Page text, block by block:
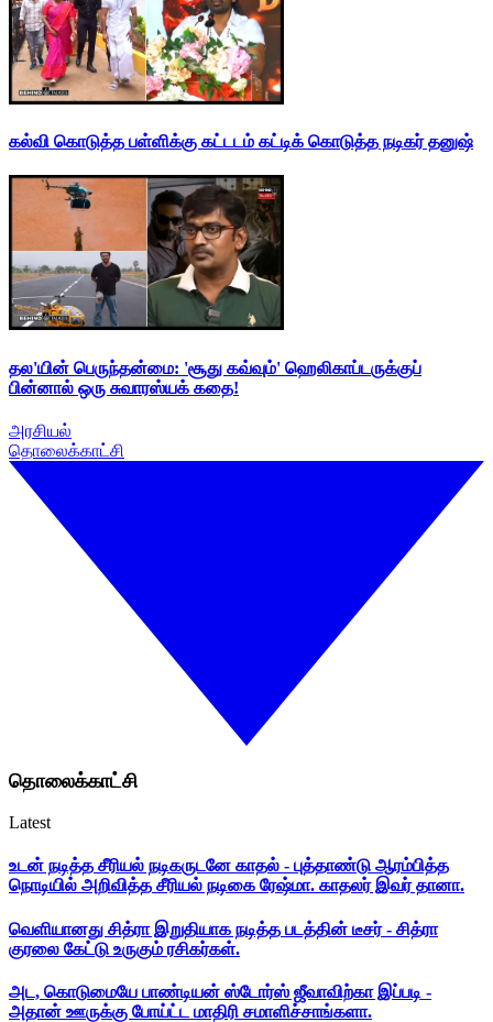
கல்வி கொடுத்த பள்ளிக்கு கட்டடம் கட்டிக் கொடுத்த நடிகர் தனுஷ்
தல'யின் பெருந்தன்மை: 'சூது கவ்வும்' ஹெலிகாப்டருக்குப்
பின்னால் ஒரு சுவாரஸ்யக் கதை!
அரசியல்
தொலைக்காட்சி
தொலைக்காட்சி
Latest
உடன் நடித்த சீரியல் நடிகருடனே காதல் - புத்தாண்டு ஆரம்பித்த
நொடியில் அறிவித்த சீரியல் நடிகை ரேஷ்மா. காதலர் இவர் தானா.
வெளியானது சித்ரா இறுதியாக நடித்த படத்தின் டீசர் - சித்ரா
குரலை கேட்டு உருகும் ரசிகர்கள்.
அட, கொடுமையே பாண்டியன் ஸ்டோர்ஸ் ஜீவாவிற்கா இப்படி -
அதான் ஊருக்கு போய்ட்ட மாதிரி சமாளிச்சாங்களா.